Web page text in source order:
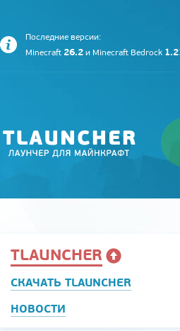
Последние версии:
Minecraft 26.2 и Minecraft Bedrock
TLAUNCHER
СКАЧАТЬ TLAUNCHER
НОВОСТИ